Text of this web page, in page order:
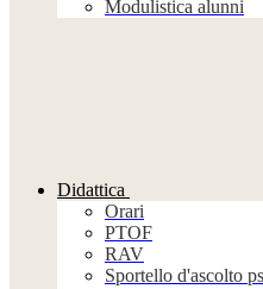
Modulistica alunni
Didattica
Orari
PTOF
RAV
Sportello d'ascolto